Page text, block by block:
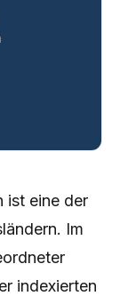
ist eine der
Im
indexierten